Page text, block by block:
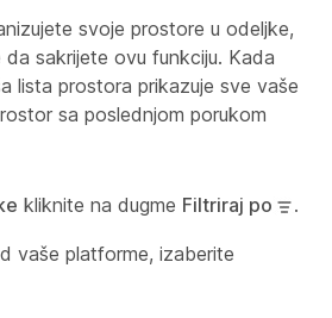
svoje prostore u odeljke,
sakrijete ovu funkciju. Kada
lista prostora prikazuje sve vaše
sa poslednjom porukom
kliknite na dugme Filtriraj po .
vaše platforme, izaberite